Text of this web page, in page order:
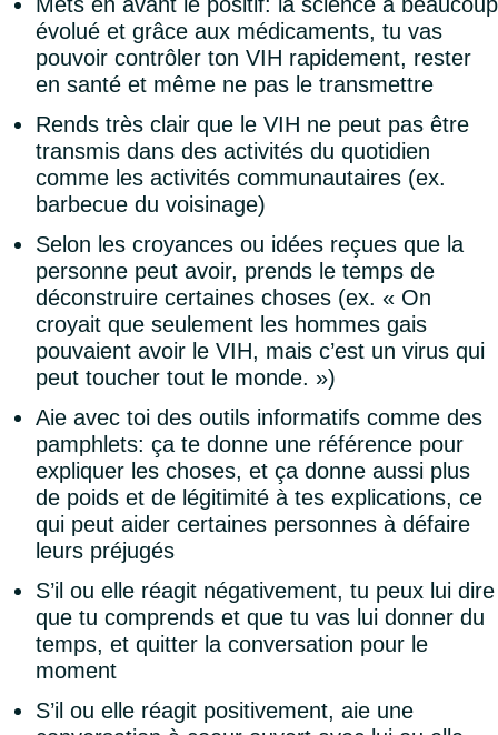
évolué et grâce aux médicaments, tu vas
pouvoir contrôler ton VIH rapidement, rester
en santé et même ne pas le transmettre
Rends très clair que le VIH ne peut pas être
transmis dans des activités du quotidien
comme les activités communautaires (ex.
barbecue du voisinage)
Selon les croyances ou idées reçues que la
personne peut avoir, prends le temps de
déconstruire certaines choses (ex. « On
croyait que seulement les hommes gais
pouvaient avoir le VIH, mais c’est un virus qui
peut toucher tout le monde. »)
Aie avec toi des outils informatifs comme des
pamphlets: ça te donne une référence pour
expliquer les choses, et ça donne aussi plus
de poids et de légitimité à tes explications, ce
qui peut aider certaines personnes à défaire
leurs préjugés
S’il ou elle réagit négativement, tu peux lui dire
que tu comprends et que tu vas lui donner du
temps, et quitter la conversation pour le
moment
S’il ou elle réagit positivement, aie une